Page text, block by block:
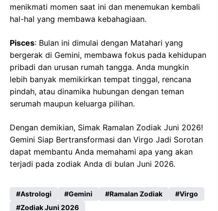
menikmati momen saat ini dan menemukan kembali
hal-hal yang membawa kebahagiaan.
Pisces: Bulan ini dimulai dengan Matahari yang
bergerak di Gemini, membawa fokus pada kehidupan
pribadi dan urusan rumah tangga. Anda mungkin
lebih banyak memikirkan tempat tinggal, rencana
pindah, atau dinamika hubungan dengan teman
serumah maupun keluarga pilihan.
Dengan demikian, Simak Ramalan Zodiak Juni 2026!
Gemini Siap Bertransformasi dan Virgo Jadi Sorotan
dapat membantu Anda memahami apa yang akan
terjadi pada zodiak Anda di bulan Juni 2026.
Astrologi Gemini Ramalan Zodiak
Virgo
Zodiak Juni 2026